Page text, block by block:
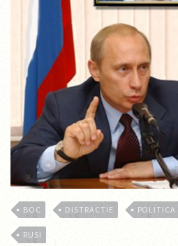
BOC DISTRACTIE POLITICA
RUSI